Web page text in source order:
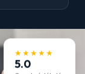
★★★★★
5.0